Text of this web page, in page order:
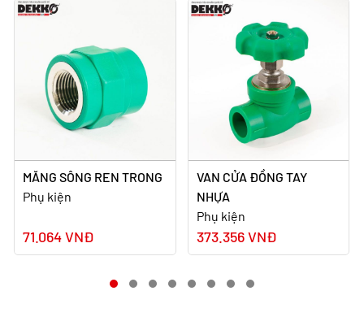
MĂNG SÔNG REN TRONG
Phụ kiện
71.064 VNĐ
VAN CỬA ĐỒNG TAY
NHỰA
Phụ kiện
373.356 VNĐ